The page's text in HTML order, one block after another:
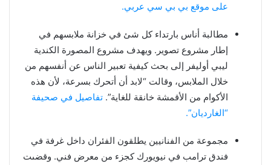
على موقع بي بي سي عربي.
مطالبة أناس بارتداء كل شئ في خزانة ملابسهم في
إطار مشروع تصوير. ويهدف مشروع المصورة الكندية
ليبي أوليفر إلى بحث كيفية تعبير الناس عن أنفسهم من
خلال الملابس، وقالت “لابد أن أتحرك بسرعة، لأن هذه
الأكوام من الأقمشة خانقة للغاية”. تفاصيل في صحيفة
“الغارديان”.
مجموعة من الفنانيين يطلقون الفئران داخل غرفة في
فندق ترامب في نيويورك كجزء من معرض فني. وقضىت